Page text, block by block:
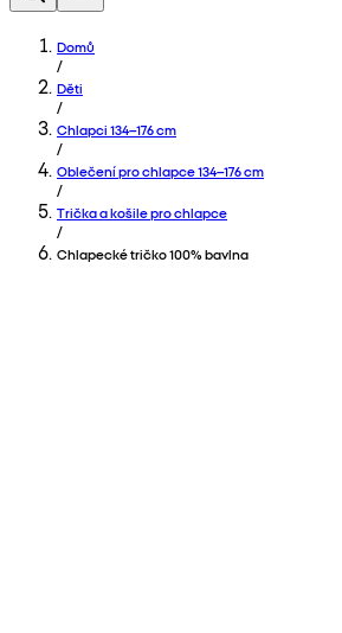
Domů
/
Děti
/
Chlapci 134–176 cm
/
Oblečení pro chlapce 134–176 cm
/
Trička a košile pro chlapce
/
Chlapecké tričko 100% bavlna